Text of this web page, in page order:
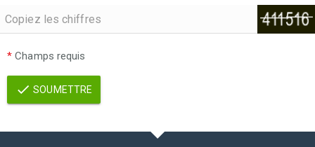
* Champs requis
SOUMETTRE